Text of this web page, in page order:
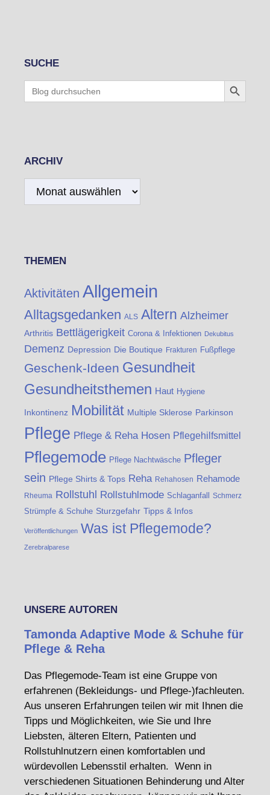
SUCHE
for:
Search Button
ARCHIV
Archiv
THEMEN
Aktivitäten Allgemein
Alltagsgedanken ALS Altern Alzheimer
Arthritis Bettlägerigkeit Corona & Infektionen Dekubitus
Demenz Depression Die Boutique Frakturen Fußpflege
Geschenk-Ideen Gesundheit
Gesundheitsthemen Haut Hygiene
Inkontinenz Mobilität Multiple Sklerose Parkinson
Pflege Pflege & Reha Hosen Pflegehilfsmittel
Pflegemode Pflege Nachtwäsche Pfleger
sein Pflege Shirts & Tops Reha Rehahosen Rehamode
Rheuma Rollstuhl Rollstuhlmode Schlaganfall Schmerz
Strümpfe & Schuhe Sturzgefahr Tipps & Infos
Veröffentlichungen Was ist Pflegemode?
Zerebralparese
UNSERE AUTOREN
Tamonda Adaptive Mode & Schuhe für
Pflege & Reha
Das Pflegemode-Team ist eine Gruppe von
erfahrenen (Bekleidungs- und Pflege-)fachleuten.
Aus unseren Erfahrungen teilen wir mit Ihnen die
Tipps und Möglichkeiten, wie Sie und Ihre
Liebsten, älteren Eltern, Patienten und
Rollstuhlnutzern einen komfortablen und
würdevollen Lebensstil erhalten. Wenn in
verschiedenen Situationen Behinderung und Alter